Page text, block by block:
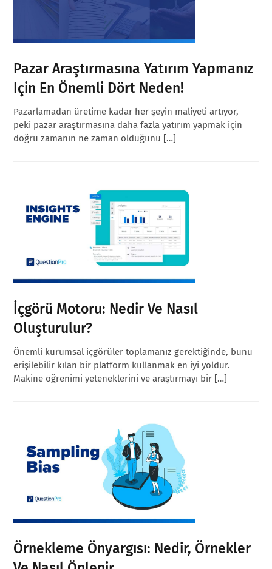
Pazar Araştırmasına Yatırım Yapmanız
Için En Önemli Dört Neden!
Pazarlamadan üretime kadar her şeyin maliyeti artıyor,
peki pazar araştırmasına daha fazla yatırım yapmak için
doğru zamanın ne zaman olduğunu […]
İçgörü Motoru: Nedir Ve Nasıl
Oluşturulur?
Önemli kurumsal içgörüler toplamanız gerektiğinde, bunu
erişilebilir kılan bir platform kullanmak en iyi yoldur.
Makine öğrenimi yeteneklerini ve araştırmayı bir […]
Örnekleme Önyargısı: Nedir, Örnekler